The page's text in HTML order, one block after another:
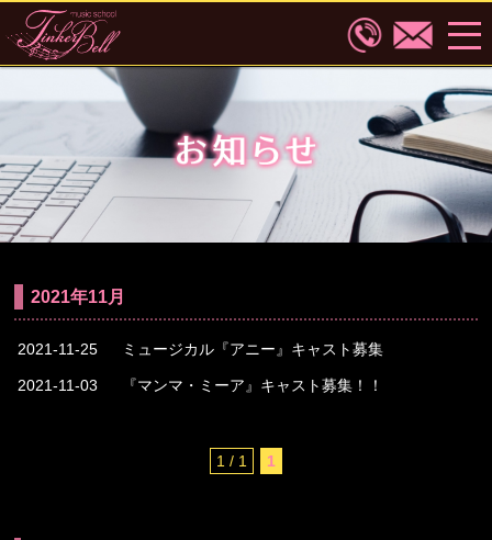
2021年11月
2021-11-25 ミュージカル『アニー』キャスト募集
2021-11-03 『マンマ・ミーア』キャスト募集！！
1 / 1 1